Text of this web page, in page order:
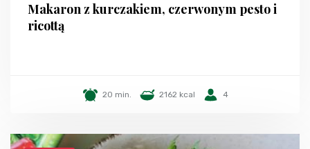
Makaron z kurczakiem, czerwonym pesto i
ricottą
20 min. 2162 kcal 4